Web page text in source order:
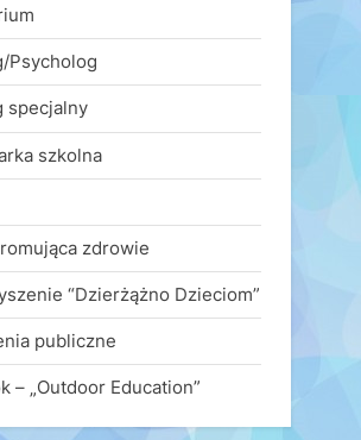
Psycholog
specjalny
szkolna
zdrowie
“Dzierżążno Dzieciom”
publiczne
– „Outdoor Education”